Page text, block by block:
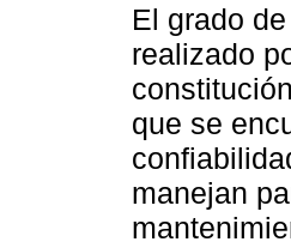
El grado
realizado
que se
manejan